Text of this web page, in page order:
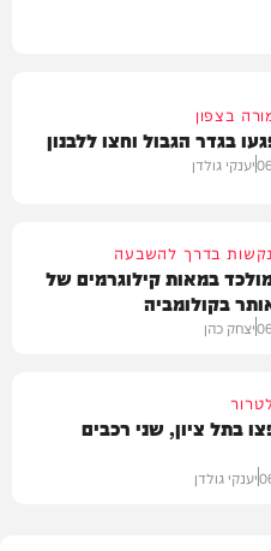
בצפון
בגדר הגבול וחצו ללבנון
יענקי גולדן
בדרך להשבעה
במאות קילוגרמים של
בקולומביה
יצחק כהן
בתל ציון, שני רכבים
יענקי גולדן